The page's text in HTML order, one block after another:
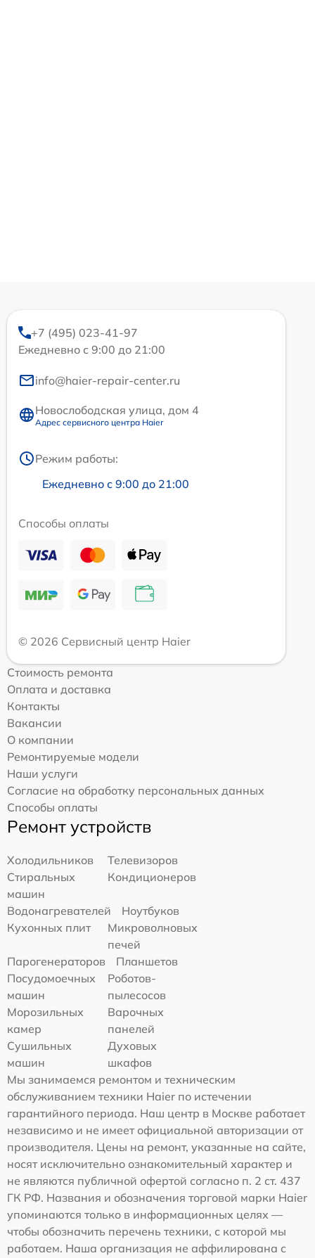
+7 (495) 023-41-97
Ежедневно с 9:00 до 21:00
info@haier-repair-center.ru
Новослободская улица, дом 4
Адрес сервисного центра Haier
Режим работы:
Ежедневно с 9:00 до 21:00
Способы оплаты
© 2026 Сервисный центр Haier
Стоимость ремонта
Оплата и доставка
Контакты
Вакансии
О компании
Ремонтируемые модели
Наши услуги
Согласие на обработку персональных данных
Способы оплаты
Ремонт устройств
Холодильников
Телевизоров
Стиральных
машин
Кондиционеров
Водонагревателей
Ноутбуков
Кухонных плит
Микроволновых
печей
Парогенераторов
Планшетов
Посудомоечных
машин
Роботов-
пылесосов
Морозильных
камер
Варочных
панелей
Сушильных
машин
Духовых
шкафов
Мы занимаемся ремонтом и техническим
обслуживанием техники Haier по истечении
гарантийного периода. Наш центр в Москве работает
независимо и не имеет официальной авторизации от
производителя. Цены на ремонт, указанные на сайте,
носят исключительно ознакомительный характер и
не являются публичной офертой согласно п. 2 ст. 437
ГК РФ. Названия и обозначения торговой марки Haier
упоминаются только в информационных целях —
чтобы обозначить перечень техники, с которой мы
работаем. Наша организация не аффилирована с